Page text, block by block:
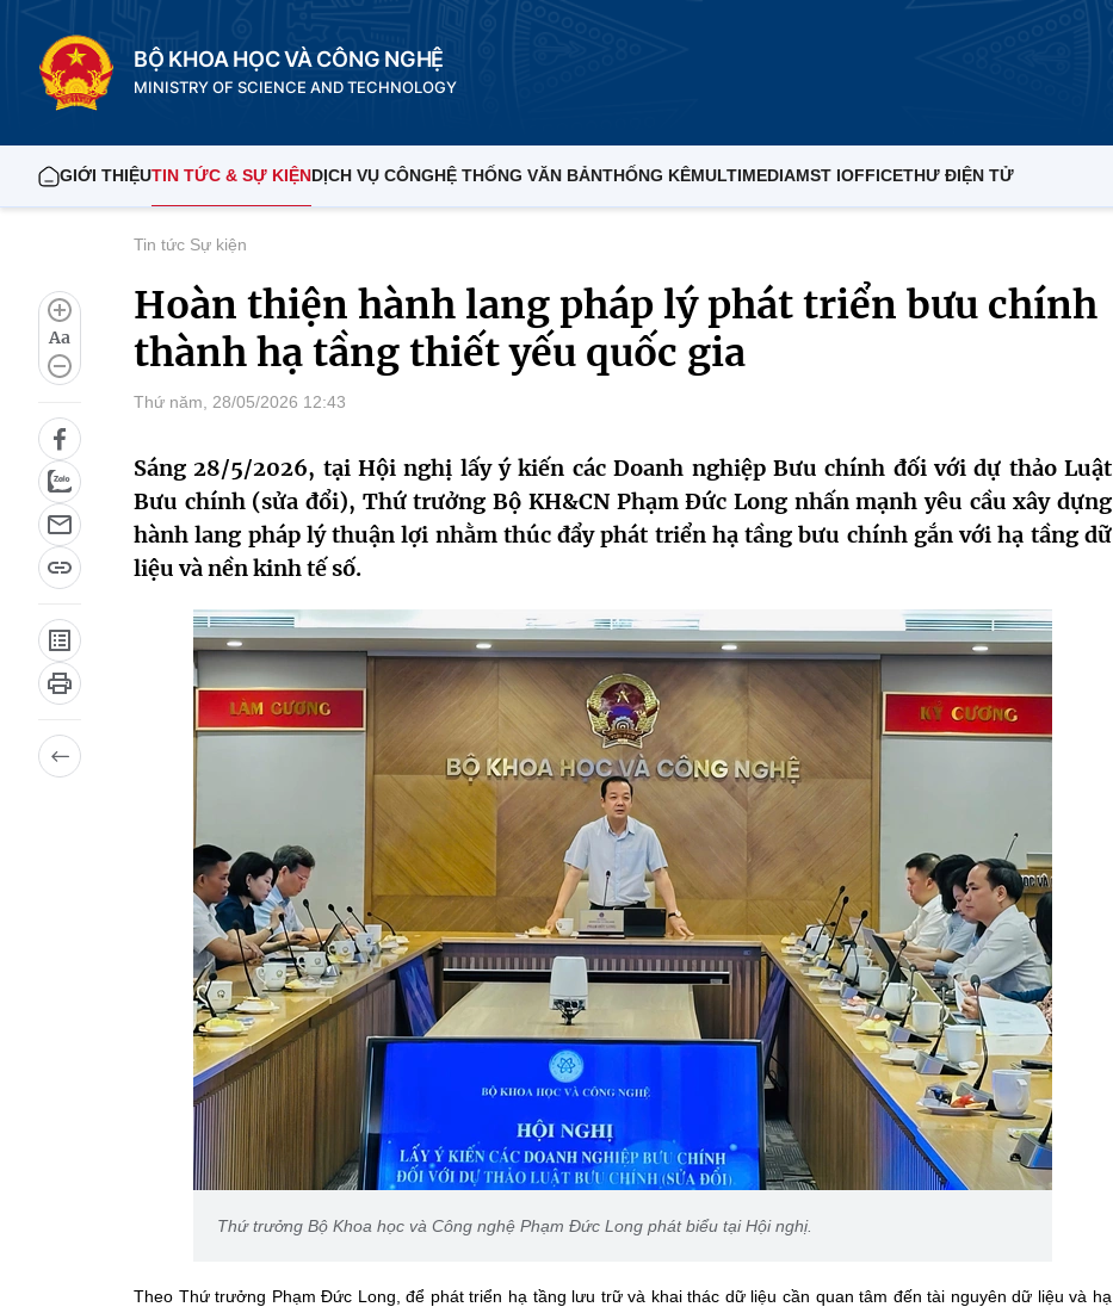
BỘ KHOA HỌC VÀ CÔNG NGHỆ
MINISTRY OF SCIENCE AND TECHNOLOGY
GIỚI THIỆUTIN TỨC & SỰ KIỆNDỊCH VỤ CÔNGHỆ THỐNG VĂN BẢNTHỐNG KÊMULTIMEDIAMST IOFFICETHƯ ĐIỆN TỬ
Aa
Tin tức Sự kiện
Hoàn thiện hành lang pháp lý phát triển bưu chính
thành hạ tầng thiết yếu quốc gia
Thứ năm, 28/05/2026 12:43
Sáng 28/5/2026, tại Hội nghị lấy ý kiến các Doanh nghiệp Bưu chính đối với dự thảo Luật
Bưu chính (sửa đổi), Thứ trưởng Bộ KH&CN Phạm Đức Long nhấn mạnh yêu cầu xây dựng
hành lang pháp lý thuận lợi nhằm thúc đẩy phát triển hạ tầng bưu chính gắn với hạ tầng dữ
liệu và nền kinh tế số.
Thứ trưởng Bộ Khoa học và Công nghệ Phạm Đức Long phát biểu tại Hội nghị.
Theo Thứ trưởng Phạm Đức Long, để phát triển hạ tầng lưu trữ và khai thác dữ liệu cần quan tâm đến tài nguyên dữ liệu và hạ